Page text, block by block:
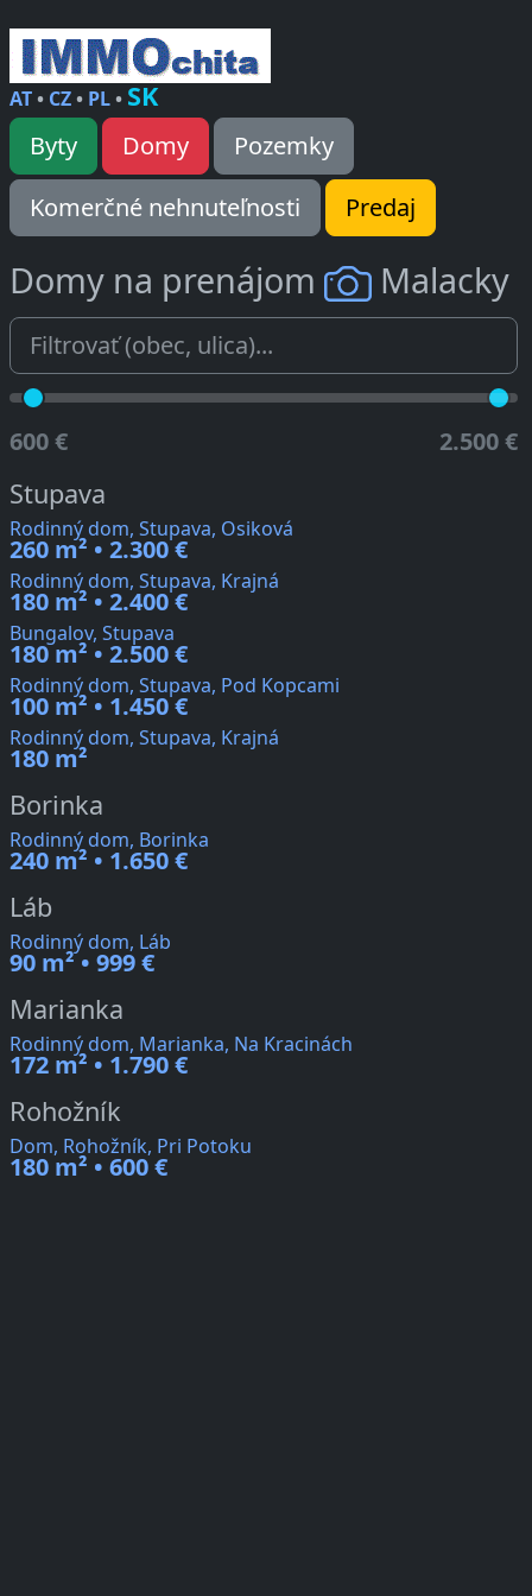
AT• CZ• PL• SK
Byty Domy
Pozemky
Komerčné nehnuteľnosti
Predaj
Domy na prenájom Malacky
600 € 2.500 €
Stupava
Rodinný dom, Stupava, Osiková
260 m² • 2.300 €
Rodinný dom, Stupava, Krajná
180 m² • 2.400 €
Bungalov, Stupava
180 m² • 2.500 €
Rodinný dom, Stupava, Pod Kopcami
100 m² • 1.450 €
Rodinný dom, Stupava, Krajná
180 m²
Borinka
Rodinný dom, Borinka
240 m² • 1.650 €
Láb
Rodinný dom, Láb
90 m² • 999 €
Marianka
Rodinný dom, Marianka, Na Kracinách
172 m² • 1.790 €
Rohožník
Dom, Rohožník, Pri Potoku
180 m² • 600 €